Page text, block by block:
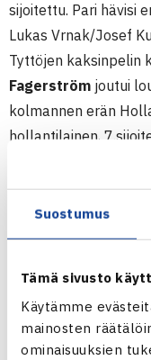
Suostumus
Tämä sivusto
Käytämme
mainosten
ominaisuuksien
sijoitettu. Pari hävisi
Lukas Vrnak/Josef
Tyttöjen kaksinpelin
Fagerström joutui
kolmannen erän
hollantilainen,
Salosen.
vetäytymään
Juniorien
Poikien kaksinpeli
2.kierrosta: Danielle
(11.) 46 62 62,